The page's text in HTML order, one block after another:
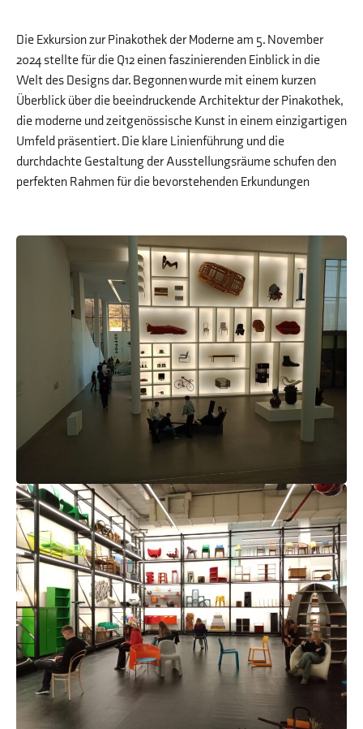
Die Exkursion zur Pinakothek der Moderne am 5. November
2024 stellte für die Q12 einen faszinierenden Einblick in die
Welt des Designs dar. Begonnen wurde mit einem kurzen
Überblick über die beeindruckende Architektur der Pinakothek,
die moderne und zeitgenössische Kunst in einem einzigartigen
Umfeld präsentiert. Die klare Linienführung und die
durchdachte Gestaltung der Ausstellungsräume schufen den
perfekten Rahmen für die bevorstehenden Erkundungen